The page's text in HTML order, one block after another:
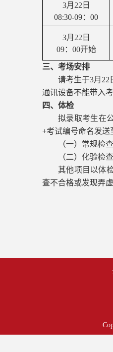
3月22 日
08:30-09： 00
3月22 日
09：00开始
三、考场安排
请考生于3月22
通讯设备不能带入
四、体检
拟录取考生在
+考试编号命名发
（一）常规检
（二）化验检
其他项目以体
查不合格或发现弄